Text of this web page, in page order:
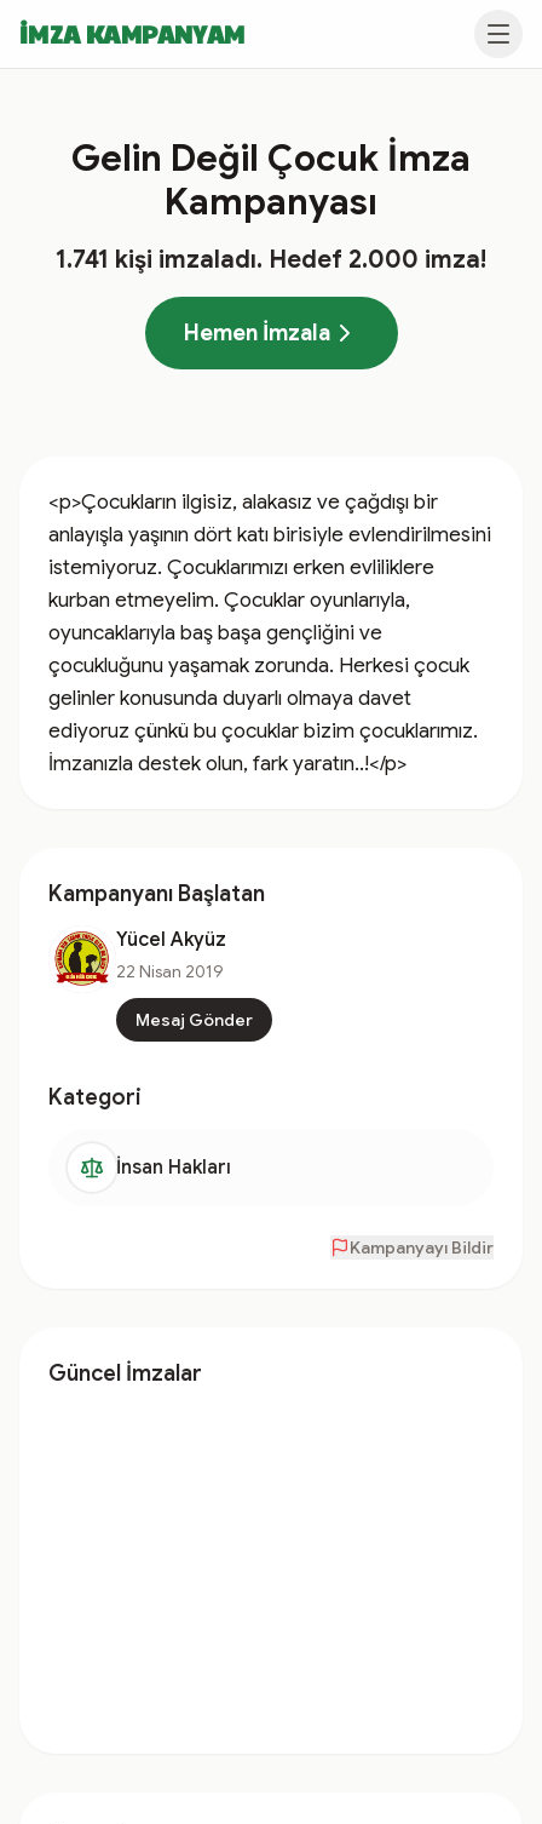
İMZA KAMPANYAM
Gelin Değil Çocuk İmza
Kampanyası
1.741 kişi imzaladı. Hedef 2.000 imza!
Hemen İmzala
<p>Çocukların ilgisiz, alakasız ve çağdışı bir
anlayışla yaşının dört katı birisiyle evlendirilmesini
istemiyoruz. Çocuklarımızı erken evliliklere
kurban etmeyelim. Çocuklar oyunlarıyla,
oyuncaklarıyla baş başa gençliğini ve
çocukluğunu yaşamak zorunda. Herkesi çocuk
gelinler konusunda duyarlı olmaya davet
ediyoruz çünkü bu çocuklar bizim çocuklarımız.
İmzanızla destek olun, fark yaratın..!</p>
Kampanyanı Başlatan
Yücel Akyüz
22 Nisan 2019
Mesaj Gönder
Kategori
İnsan Hakları
Kampanyayı Bildir
Güncel İmzalar